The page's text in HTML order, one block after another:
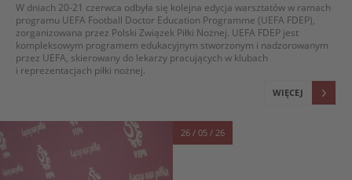
W dniach 20-21 czerwca odbyła się kolejna edycja warsztatów w ramach
programu UEFA Football Doctor Education Programme (UEFA FDEP),
zorganizowana przez Polski Związek Piłki Nożnej. UEFA FDEP jest
kompleksowym programem edukacyjnym stworzonym i nadzorowanym
przez UEFA, skierowany do lekarzy pracujących w klubach
i reprezentacjach piłki nożnej.
WIĘCEJ
26 / 05 / 26